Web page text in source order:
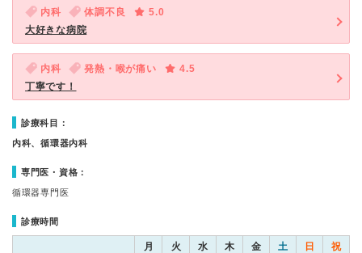
内科 体調不良
5.0
大好きな病院
内科 発熱・喉が痛い
4.5
丁寧です！
診療科目：
内科、循環器内科
専門医・資格：
循環器専門医
診療時間
月 火 水 木 金 土 日 祝